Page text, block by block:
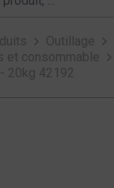
Outillage
et consommable
20kg 42192